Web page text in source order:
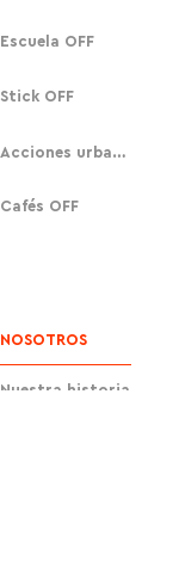
Escuela OFF
Stick OFF
Acciones urbanas
Cafés OFF
NOSOTROS
Nuestra historia